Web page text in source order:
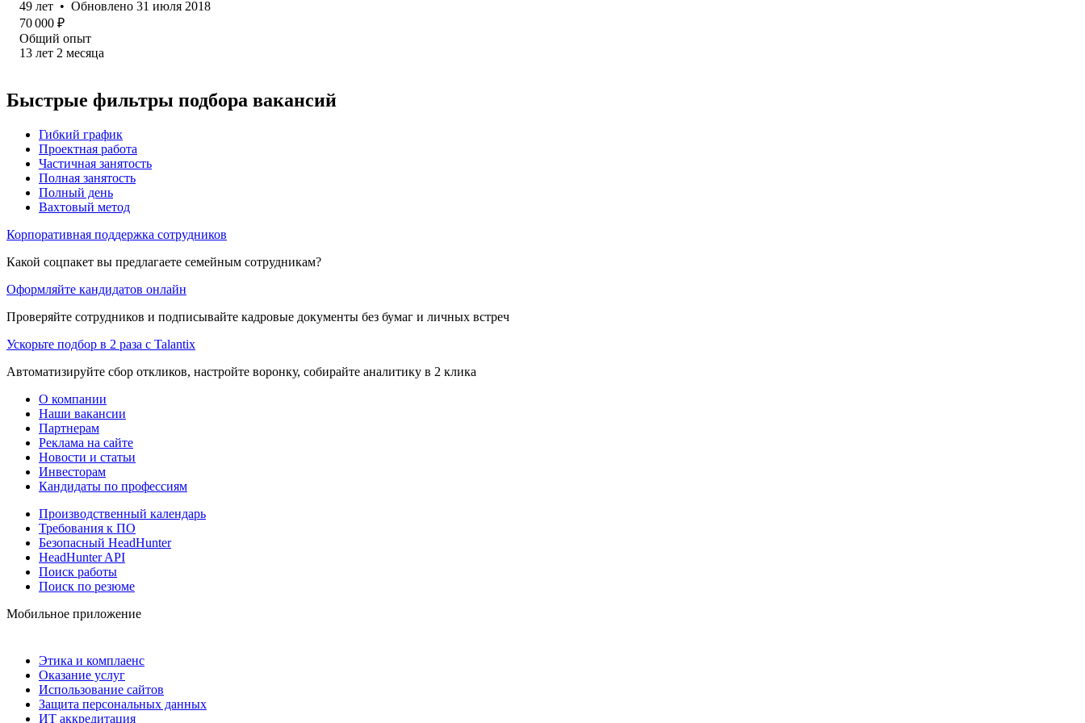
49 лет • Обновлено 31 июля 2018
70 000 ₽
Общий опыт
13 лет 2 месяца
Быстрые фильтры подбора вакансий
Гибкий график
Проектная работа
Частичная занятость
Полная занятость
Полный день
Вахтовый метод
Корпоративная поддержка сотрудников
Какой соцпакет вы предлагаете семейным сотрудникам?
Оформляйте кандидатов онлайн
Проверяйте сотрудников и подписывайте кадровые документы без бумаг и личных встреч
Ускорьте подбор в 2 раза с Talantix
Автоматизируйте сбор откликов, настройте воронку, собирайте аналитику в 2 клика
О компании
Наши вакансии
Партнерам
Реклама на сайте
Новости и статьи
Инвесторам
Кандидаты по профессиям
Производственный календарь
Требования к ПО
Безопасный HeadHunter
HeadHunter API
Поиск работы
Поиск по резюме
Мобильное приложение
Этика и комплаенс
Оказание услуг
Использование сайтов
Защита персональных данных
ИТ аккредитация